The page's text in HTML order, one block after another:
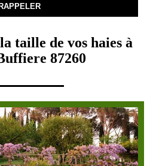
taille de vos haies à
87260